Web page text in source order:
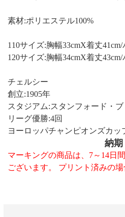
素材:ポリエステル100%
110サイズ:胸幅33cmX着丈
120サイズ:胸幅34cmX着丈
チェルシー
創立:1905年
スタジアム:スタンフォード・
リーグ優勝:4回
ヨーロッパチャンピオンズカッ
納期
マーキングの商品は、7～14日
ございます。 プリント済みの場